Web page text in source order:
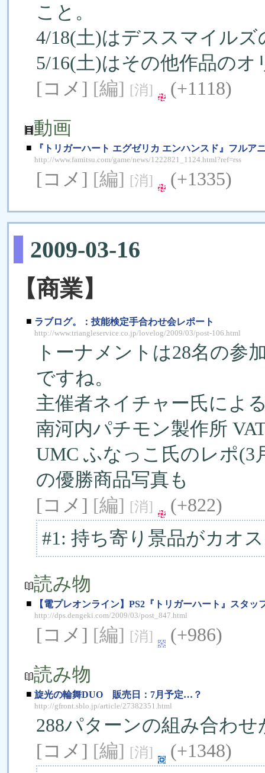
こと。
4/18(土)はデススマイル
5/16(土)はその他作品の
[コメ] [編] [消]
(+1118)
動画
■ 『トリガーハート エグゼリカ エンハンスド』フル
http://www.famitsu.com/game/news/1222821_1124.html?ref=rss
[コメ] [編] [消] (+1335)
2009-03-16
【商業】
■ ラブログ。：技能検定手合わせ会レポート
http://www.triangleservice.co.jp/lovelog/2009/03/post-106.html
トーナメントは28名の参
ですね。
主催者ネイチャー氏によ
南河内パチモン製作所
UMC ふなっこ氏のレポ(3
の優勝商品写真も
[コメ] [編] [消]
(+822)
#1: 持ち寄り景品がカオ
読み物
■ 【電プレオンライン】PS2『トリガーハート』スタッ
http://dps.dengeki.com/2009/03/post_847.html
[コメ] [編] [消]
(+986)
読み物
■ 旋光の輪舞DUO 販売日：7月予定…？
http://gfront.sblo.jp/article/27382351.html
288パターンの組み合わ
[コメ] [編] [消]
(+1348)